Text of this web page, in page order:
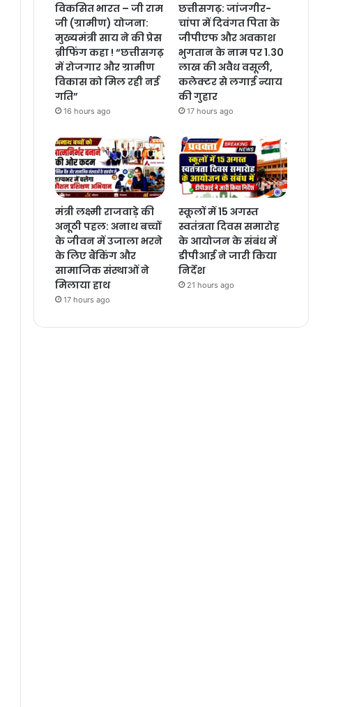
विकसित भारत – जी राम
जी (ग्रामीण) योजना:
मुख्यमंत्री साय ने की प्रेस
ब्रीफिंग कहा ! “छत्तीसगढ़
में रोजगार और ग्रामीण
विकास को मिल रही नई
गति”
16 hours ago
छत्तीसगढ़: जांजगीर-
चांपा में दिवंगत पिता के
जीपीएफ और अवकाश
भुगतान के नाम पर 1.30
लाख की अवैध वसूली,
कलेक्टर से लगाई न्याय
की गुहार
17 hours ago
मंत्री लक्ष्मी राजवाड़े की
अनूठी पहल: अनाथ बच्चों
के जीवन में उजाला भरने
के लिए बैंकिंग और
सामाजिक संस्थाओं ने
मिलाया हाथ
17 hours ago
स्कूलों में 15 अगस्त
स्वतंत्रता दिवस समारोह
के आयोजन के संबंध में
डीपीआई ने जारी किया
निर्देश
21 hours ago